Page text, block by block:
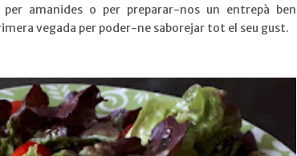
amanides o per preparar-nos un entrepà ben
vegada per poder-ne saborejar tot el seu gust.